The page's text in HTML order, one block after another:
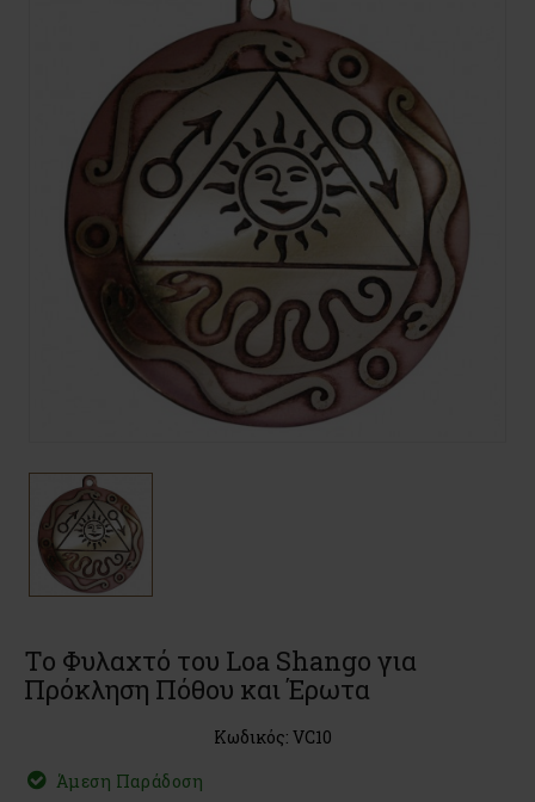
Το Φυλαχτό του Loa Shango για
Πρόκληση Πόθου και Έρωτα
Κωδικός: VC10
Άμεση Παράδοση